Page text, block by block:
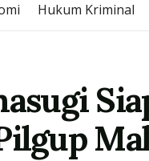
Hukum Kriminal